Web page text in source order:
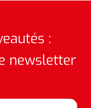
:
newsletter